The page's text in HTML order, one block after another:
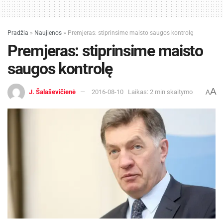
Pradžia » Naujienos » Premjeras: stiprinsime maisto saugos kontrolę
Premjeras: stiprinsime maisto
saugos kontrolę
J. Šalaševičienė 2016-08-10 Laikas: 2 min skaitymo AA